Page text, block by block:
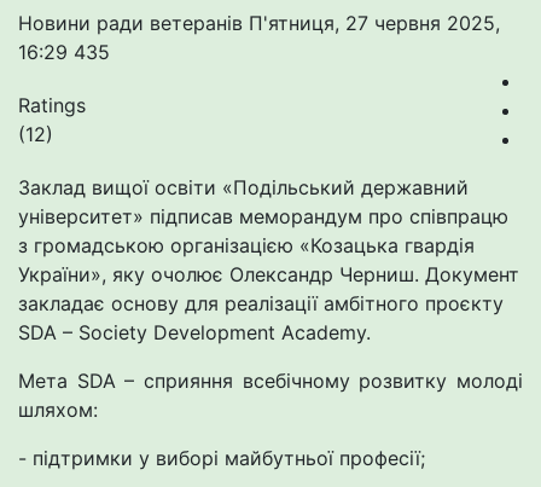
Новини ради ветеранів П'ятниця, 27 червня 2025,
16:29 435
Ratings
(12)
Заклад вищої освіти «Подільський державний
університет» підписав меморандум про співпрацю
з громадською організацією «Козацька гвардія
України», яку очолює Олександр Черниш. Документ
закладає основу для реалізації амбітного проєкту
SDA – Society Development Academy.
Мета SDA – сприяння всебічному розвитку молоді
шляхом:
- підтримки у виборі майбутньої професії;